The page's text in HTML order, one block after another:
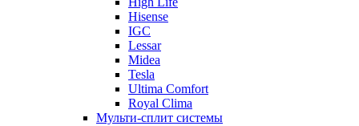
Hisense
IGC
Lessar
Midea
Tesla
Ultima Comfort
Royal Clima
Мульти-сплит системы